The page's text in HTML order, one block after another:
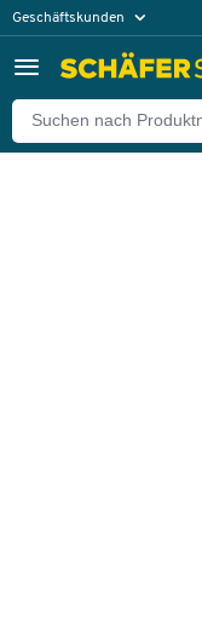
Geschäftskunden
Zurück